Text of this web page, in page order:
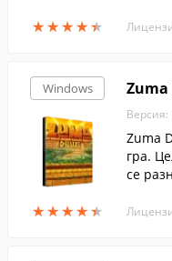
★★★★★
★★★★★
и
Windows
★★★★★
★★★★★
Zuma
Версия:
Zuma
гра.
се
ого